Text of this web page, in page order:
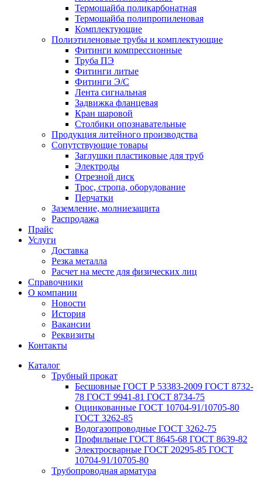
Термошайба поликарбонатная
Термошайба полипропиленовая
Комплектующие
Полиэтиленовые трубы и комплектующие
Фитинги компрессионные
Труба ПЭ
Фитинги литые
Фитинги Э/С
Лента сигнальная
Задвижка фланцевая
Кран шаровой
Столбики опознавательные
Продукция литейного производства
Сопутствующие товары
Заглушки пластиковые для труб
Электроды
Отрезной диск
Трос, стропа, оборудование
Перчатки
Заземление, молниезащита
Распродажа
Прайс
Услуги
Доставка
Резка металла
Расчет на месте для физических лиц
Справочники
О компании
Новости
История
Вакансии
Реквизиты
Контакты
Каталог
Трубный прокат
Беcшовные ГОСТ Р 53383-2009 ГОСТ 8732-
78 ГОСТ 9941-81 ГОСТ 8734-75
Оцинкованные ГОСТ 10704-91/10705-80
ГОСТ 3262-85
Водогазопроводные ГОСТ 3262-75
Профильные ГОСТ 8645-68 ГОСТ 8639-82
Электросварные ГОСТ 20295-85 ГОСТ
10704-91/10705-80
Трубопроводная арматура